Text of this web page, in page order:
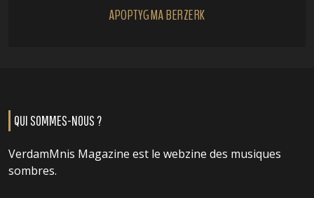
APOPTYGMA BERZERK
QUI SOMMES-NOUS ?
VerdamMnis Magazine est le webzine des musiques
sombres.